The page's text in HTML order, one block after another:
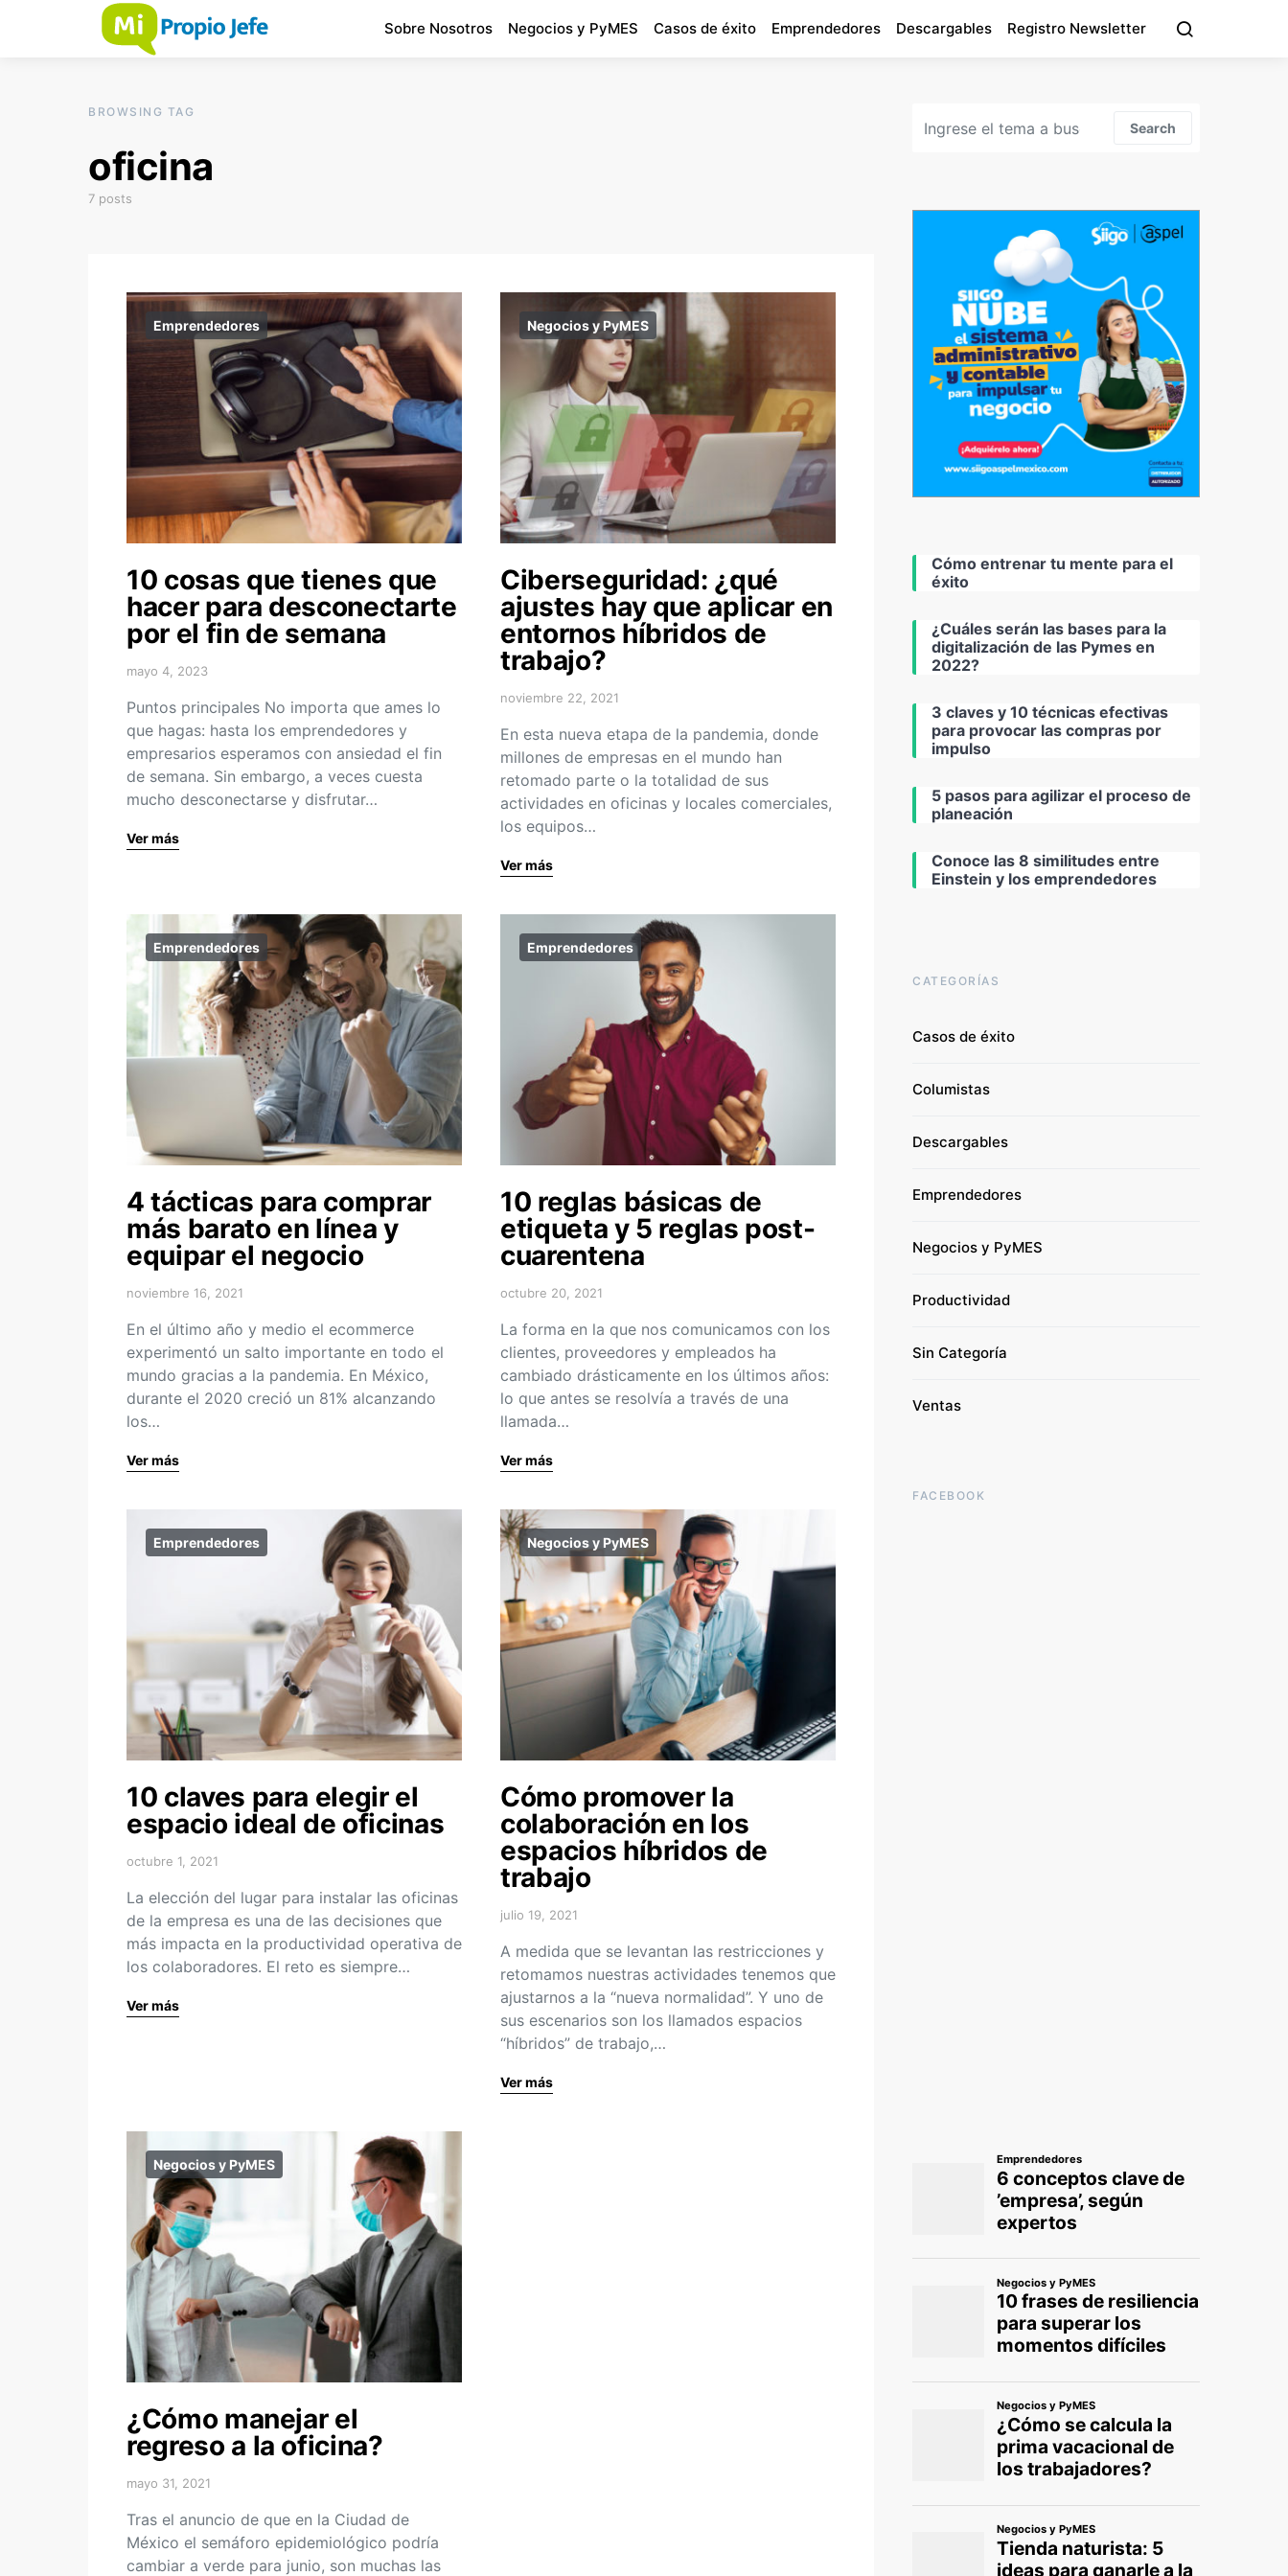
Sobre Nosotros Negocios y PyMES Casos de éxito Emprendedores Descargables Registro Newsletter
BROWSING TAG
oficina
7 posts
Emprendedores
10 cosas que tienes que
hacer para desconectarte
por el fin de semana
mayo 4, 2023
Puntos principales No importa que ames lo
que hagas: hasta los emprendedores y
empresarios esperamos con ansiedad el fin
de semana. Sin embargo, a veces cuesta
mucho desconectarse y disfrutar…
Ver más
Negocios y PyMES
Ciberseguridad: ¿qué
ajustes hay que aplicar en
entornos híbridos de
trabajo?
noviembre 22, 2021
En esta nueva etapa de la pandemia, donde
millones de empresas en el mundo han
retomado parte o la totalidad de sus
actividades en oficinas y locales comerciales,
los equipos…
Ver más
Emprendedores
4 tácticas para comprar
más barato en línea y
equipar el negocio
noviembre 16, 2021
En el último año y medio el ecommerce
experimentó un salto importante en todo el
mundo gracias a la pandemia. En México,
durante el 2020 creció un 81% alcanzando
los…
Ver más
Emprendedores
10 reglas básicas de
etiqueta y 5 reglas post-
cuarentena
octubre 20, 2021
La forma en la que nos comunicamos con los
clientes, proveedores y empleados ha
cambiado drásticamente en los últimos años:
lo que antes se resolvía a través de una
llamada…
Ver más
Emprendedores
10 claves para elegir el
espacio ideal de oficinas
octubre 1, 2021
La elección del lugar para instalar las oficinas
de la empresa es una de las decisiones que
más impacta en la productividad operativa de
los colaboradores. El reto es siempre…
Ver más
Negocios y PyMES
Cómo promover la
colaboración en los
espacios híbridos de
trabajo
julio 19, 2021
A medida que se levantan las restricciones y
retomamos nuestras actividades tenemos que
ajustarnos a la “nueva normalidad”. Y uno de
sus escenarios son los llamados espacios
“híbridos” de trabajo,…
Ver más
Negocios y PyMES
¿Cómo manejar el
regreso a la oficina?
mayo 31, 2021
Tras el anuncio de que en la Ciudad de
México el semáforo epidemiológico podría
cambiar a verde para junio, son muchas las
Search
Cómo entrenar tu mente para el
éxito
¿Cuáles serán las bases para la
digitalización de las Pymes en
2022?
3 claves y 10 técnicas efectivas
para provocar las compras por
impulso
5 pasos para agilizar el proceso de
planeación
Conoce las 8 similitudes entre
Einstein y los emprendedores
CATEGORÍAS
Casos de éxito
Columistas
Descargables
Emprendedores
Negocios y PyMES
Productividad
Sin Categoría
Ventas
FACEBOOK